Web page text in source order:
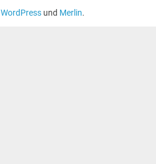
WordPressund Merlin.